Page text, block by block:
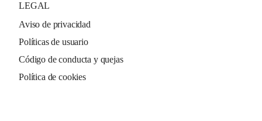
LEGAL
Aviso de privacidad
Políticas de usuario
Código de conducta y quejas
Política de cookies